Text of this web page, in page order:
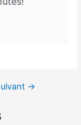
→